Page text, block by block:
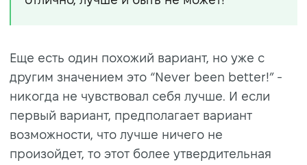
Еще есть один похожий вариант, но уже с
другим значением это “Never been better!” -
никогда не чувствовал себя лучше. И если
первый вариант, предполагает вариант
возможности, что лучше ничего не
произойдет, то этот более утвердительная